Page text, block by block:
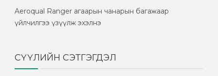
Aeroqual Ranger агаарын чанарын багажаар
үйлчилгээ үзүүлж эхэлнэ
СҮҮЛИЙН СЭТГЭГДЭЛ